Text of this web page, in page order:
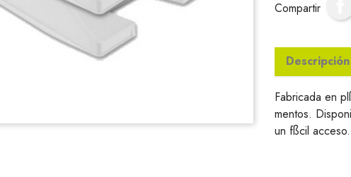
Compartir
Descripción
Fabricada en
mentos.
un fßcil